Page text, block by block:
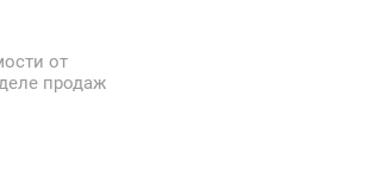
от
продаж